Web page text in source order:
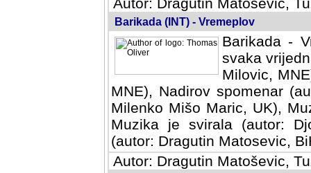
Barikada (INT) - Vremeplov
Barikada -
svaka
Milovic,
MNE), Nadirov spomenar
Milenko Mišo Maric, UK),
Muzika je svirala (autor:
(autor: Dragutin Matosevic,
Autor: Dragutin Matoševic,